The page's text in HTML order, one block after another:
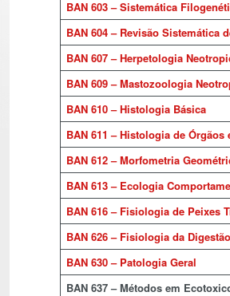
BAN 603 – Sistemática
BAN 604 – Revisão Sistemática
BAN 607 – Herpetologia
BAN 609 – Mastozoologia
BAN 610 – Histologia Básica
BAN 611 – Histologia de Órgãos
BAN 612 – Morfometria
BAN 613 – Ecologia
BAN 616 – Fisiologia de Peixes
BAN 626 – Fisiologia da
BAN 630 – Patologia Geral
BAN 637 – Métodos em